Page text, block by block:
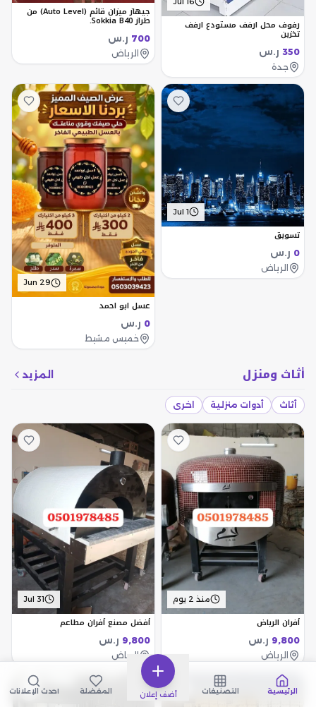
رفوف محل ارفف مستودع ارفف
تخزين
350 ر.س
جدة
جيهاز ميزان قائم (Auto Level) من
طراز Sokkia B40.
700 ر.س
الرياض
Jul 1
تسويق
0 ر.س
الرياض
Jun 29
عسل ابو احمد
0 ر.س
خميس مشيط
أثاث ومنزل المزيد
أثاث أدوات منزلية اخرى
منذ 2 يوم
أفران الرياض
9,800 ر.س
الرياض
Jul 31
أفضل مصنع أفران مطاعم
9,800 ر.س
الرياض
الرئيسية التصنيفات أضف إعلان المفضلة أحدث الإعلانات